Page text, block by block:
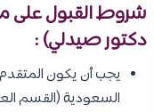
شروط القبول على
دكتور صيدلي) :
يجب أن يكون
السعودية (القسم